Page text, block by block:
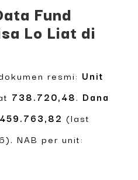
Fund
Lo Liat di
resmi: Unit
738.720,48. Dana
(last
NAB per unit: